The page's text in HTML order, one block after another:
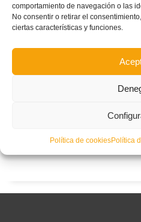
comportamiento de navegación o las
No consentir o retirar el
ciertas características y funciones.
Política de cookiesPolítica
Nuevo curso de
C que comenzará en
Circular nº. 5 – Normas
territoriales de fútbol sala 2026-
Curso de entrenador